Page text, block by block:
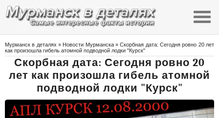
Мурманск в деталях » Новости Мурманска» Скорбная дата: Сегодня ровно 20 лет
как произошла гибель атомной подводной лодки "Курск"
Скорбная дата: Сегодня ровно 20
лет как произошла гибель атомной
подводной лодки "Курск"